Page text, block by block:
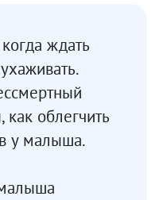
ждать
облегчить
у малыша.